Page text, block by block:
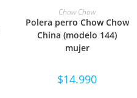
SELECCIONAR OPCIONES
Chow Chow
Polera perro Chow Chow
China (modelo 144)
mujer
$14.990